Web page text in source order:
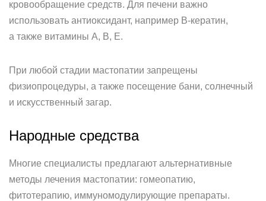
кровообращение средств. Для печени важно
использовать антиоксидант, например B-кератин,
а также витамины А, В, Е.
При любой стадии мастопатии запрещены
физиопроцедуры, а также посещение бани, солнечный
и искусственный загар.
Народные средства
Многие специалисты предлагают альтернативные
методы лечения мастопатии: гомеопатию,
фитотерапию, иммуномодулирующие препараты.